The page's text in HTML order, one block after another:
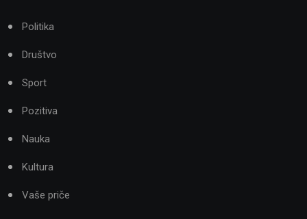
Politika
Društvo
Sport
Pozitiva
Nauka
Kultura
Vaše priče